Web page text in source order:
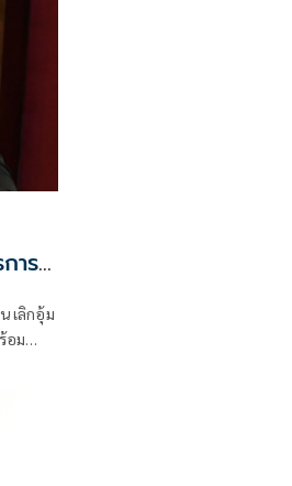
าร
เลิกอุ้ม
อม